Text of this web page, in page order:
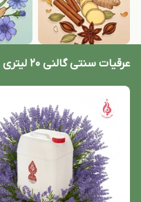
عرقیات سنتی گالنی 20 لیتری